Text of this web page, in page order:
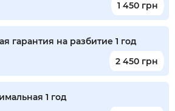
1 450 грн
гарантия на разбитие 1 год
2 450 грн
1 год